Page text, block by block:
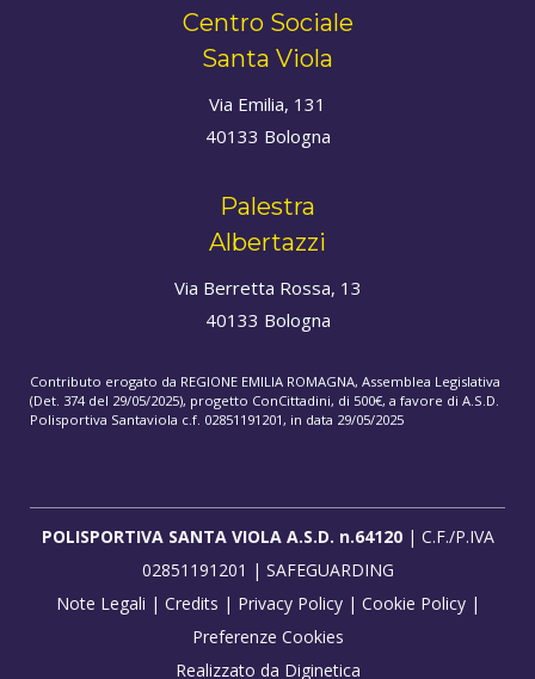
Centro Sociale
Santa Viola
Via Emilia, 131
40133 Bologna
Palestra
Albertazzi
Via Berretta Rossa, 13
40133 Bologna
Contributo erogato da REGIONE EMILIA ROMAGNA, Assemblea Legislativa
(Det. 374 del 29/05/2025), progetto ConCittadini, di 500€, a favore di A.S.D.
Polisportiva Santaviola c.f. 02851191201, in data 29/05/2025
POLISPORTIVA SANTA VIOLA A.S.D. n.64120| C.F./P.IVA
02851191201 | SAFEGUARDING
Note Legali | Credits | Privacy Policy| Cookie Policy|
Preferenze Cookies
Realizzato da Diginetica